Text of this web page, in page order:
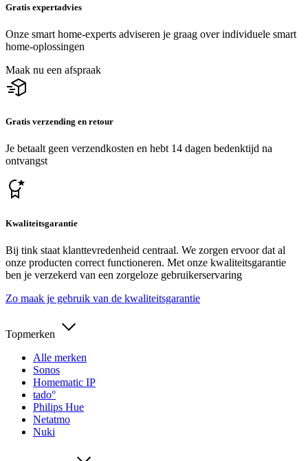
Gratis expertadvies
Onze smart home-experts adviseren je graag over individuele smart
home-oplossingen
Maak nu een afspraak
Gratis verzending en retour
Je betaalt geen verzendkosten en hebt 14 dagen bedenktijd na
ontvangst
Kwaliteitsgarantie
Bij tink staat klanttevredenheid centraal. We zorgen ervoor dat al
onze producten correct functioneren. Met onze kwaliteitsgarantie
ben je verzekerd van een zorgeloze gebruikerservaring
Zo maak je gebruik van de kwaliteitsgarantie
Topmerken
Alle merken
Sonos
Homematic IP
tado°
Philips Hue
Netatmo
Nuki